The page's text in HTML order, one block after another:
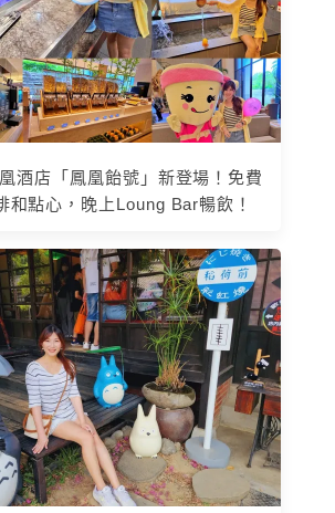
酒店「鳳凰飴號」新登場！免費
和點心，晚上Loung Bar暢飲！